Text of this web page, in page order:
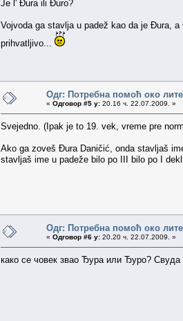
Je l' Đura ili Đuro?
Vojvoda ga stavlja u padež kao da je Đura,
prihvatljivo...
Одг: Потребна помоћ око
« Одговор #5 у: 20.16 ч. 22.07.2009. »
Svejedno. (Ipak je to 19. vek, vreme pre
Ako ga zoveš Đura Daničić, onda stavljaš
stavljaš ime u padeže bilo po III bilo po I
Одг: Потребна помоћ око
« Одговор #6 у: 20.20 ч. 22.07.2009. »
како се човек звао Ђура или Ђуро?